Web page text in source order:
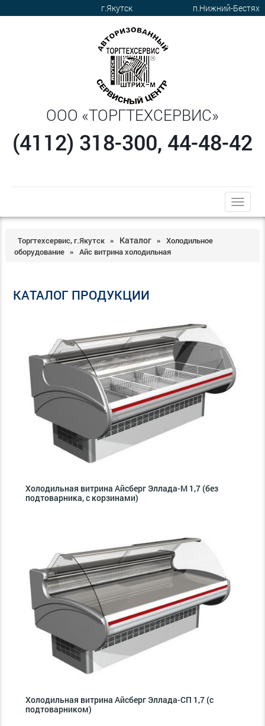
п.Нижний-Бестях
г.Якутск
ООО «ТОРГТЕХСЕРВИС»
(4112) 318-300, 44-48-42
trk
Торгтехсервис, г.Якутск » Каталог »
Холодильное
оборудование
» Айс витрина холодильная
КАТАЛОГ ПРОДУКЦИИ
Холодильная витрина Айсберг Эллада-М 1,7 (без
подтоварника, с корзинами)
Холодильная витрина Айсберг Эллада-СП 1,7 (с
подтоварником)